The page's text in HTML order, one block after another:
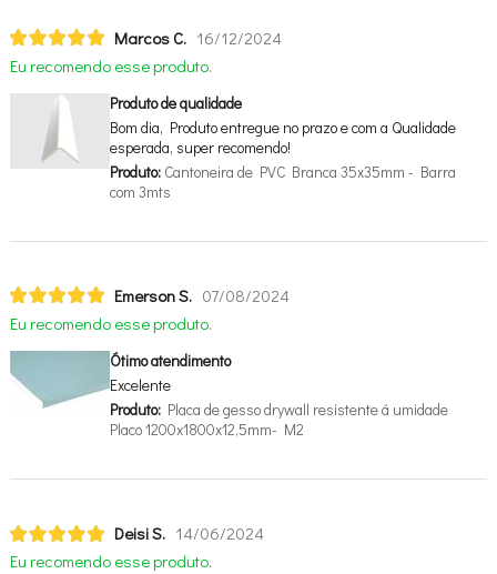
Marcos C. 16/12/2024
Eu recomendo esse produto.
Produto de qualidade
Bom dia, Produto entregue no prazo e com a Qualidade
esperada, super recomendo!
Produto:Cantoneira de PVC Branca 35x35mm - Barra
com 3mts
Emerson S. 07/08/2024
Eu recomendo esse produto.
Ótimo atendimento
Excelente
Produto:Placa de gesso drywall resistente á umidade
Placo 1200x1800x12,5mm- M2
Deisi S. 14/06/2024
Eu recomendo esse produto.